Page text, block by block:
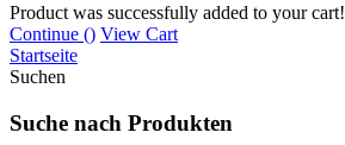
Product was successfully added to your cart!
Continue () View Cart
Startseite
Suchen
Suche nach Produkten